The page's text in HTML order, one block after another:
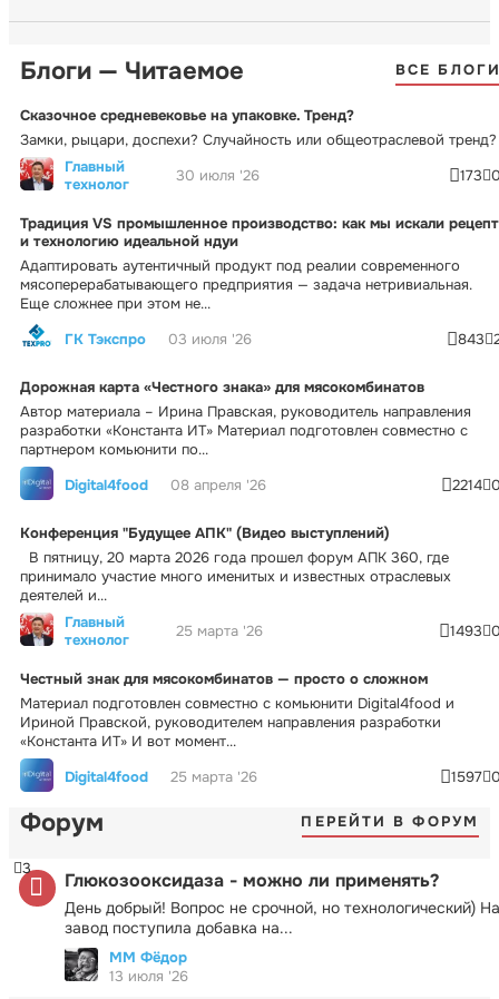
Блоги — Читаемое ВСЕ
Сказочное средневековье на упаковке. Тренд?
Замки, рыцари, доспехи? Случайность или общеотраслевой тренд?
Главный
технолог
30 июля '26 173
Традиция VS промышленное производство: как мы искали рецепт
и технологию идеальной ндуи
Адаптировать аутентичный продукт под реалии современного
мясоперерабатывающего предприятия — задача нетривиальная.
Еще сложнее при этом не...
ГК Тэкспро
03 июля '26 843
Дорожная карта «Честного знака» для мясокомбинатов
Автор материала – Ирина Правская, руководитель направления
разработки «Константа ИТ» Материал подготовлен совместно с
партнером комьюнити по...
Digital4food
08 апреля '26 2214
Конференция "Будущее АПК" (Видео выступлений)
В пятницу, 20 марта 2026 года прошел форум АПК 360, где
принимало участие много именитых и известных отраслевых
деятелей и...
Главный
технолог
25 марта '26 1493
Честный знак для мясокомбинатов — просто о сложном
Материал подготовлен совместно с комьюнити Digital4food и
Ириной Правской, руководителем направления разработки
«Константа ИТ» И вот момент...
Digital4food
25 марта '26 1597
Форум ПЕРЕЙТИ В ФОРУМ
Глюкозооксидаза - можно ли применять?
День добрый! Вопрос не срочной, но технологический) На
завод поступила добавка на...
3
ММ Фёдор
13 июля '26